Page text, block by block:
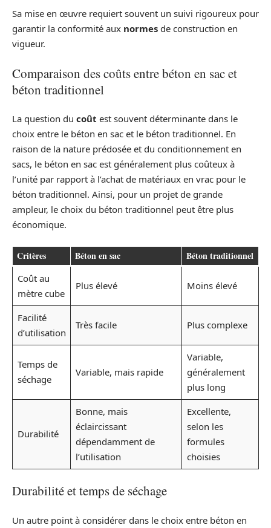
Sa mise en œuvre requiert souvent un suivi rigoureux pour
garantir la conformité aux normes de construction en
vigueur.
Comparaison des coûts entre béton en sac et
béton traditionnel
La question du coût est souvent déterminante dans le
choix entre le béton en sac et le béton traditionnel. En
raison de la nature prédosée et du conditionnement en
sacs, le béton en sac est généralement plus coûteux à
l’unité par rapport à l’achat de matériaux en vrac pour le
béton traditionnel. Ainsi, pour un projet de grande
ampleur, le choix du béton traditionnel peut être plus
économique.
Critères Béton en sac Béton traditionnel
Coût au
mètre cube
Plus élevé Moins élevé
Facilité
d’utilisation
Très facile Plus complexe
Temps de
séchage
Variable, mais rapide
Variable,
généralement
plus long
Durabilité
Bonne, mais
éclaircissant
dépendamment de
l’utilisation
Excellente,
selon les
formules
choisies
Durabilité et temps de séchage
Un autre point à considérer dans le choix entre béton en